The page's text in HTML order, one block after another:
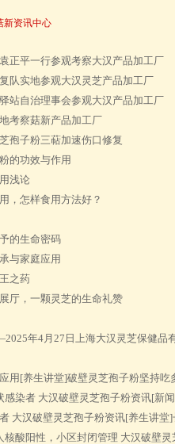
新资讯中心
正平一行参观考察大汉产品加工厂
队实地参观大汉灵芝产品加工厂
站自治理事会参观大汉产品加工厂
考察菇新产品加工厂
孢子粉三萜加速伤口修复
的功效与作用
浅论
，怎样食用方法好？
的生命密码
与家庭应用
之药
厅，一颗灵芝的生命礼赞
年4月27日上海大汉灵芝保健品
用 [养生讲堂]破壁灵芝孢子粉坚持吃
感染者 大汉破壁灵芝孢子粉资讯[新
大汉破壁灵芝孢子粉资讯[养生讲堂]
核酸阳性，小区封闭管理 大汉破壁